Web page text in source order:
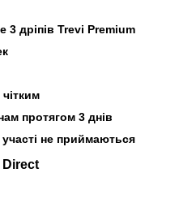
дріпів Trevi Premium
протягом 3 днів
не приймаються
Direct